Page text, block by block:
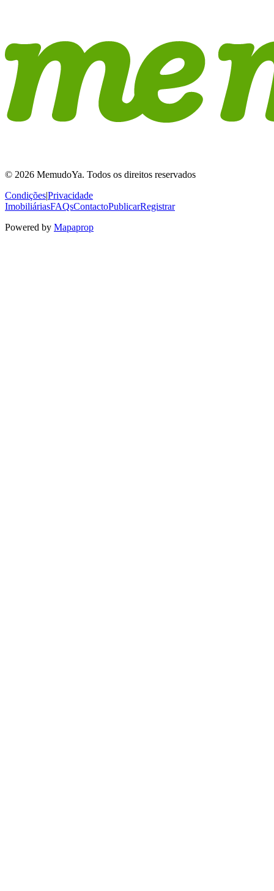
© 2026 MemudoYa. Todos os direitos reservados
Condições|Privacidade
ImobiliáriasFAQsContactoPublicarRegistrar
Powered by Mapaprop